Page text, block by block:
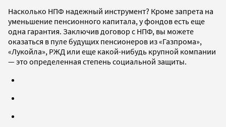
Насколько НПФ надежный инструмент? Кроме запрета на
уменьшение пенсионного капитала, у фондов есть еще
одна гарантия. Заключив договор с НПФ, вы можете
оказаться в пуле будущих пенсионеров из «Газпрома»,
«Лукойла», РЖД или еще какой-нибудь крупной компании
— это определенная степень социальной защиты.